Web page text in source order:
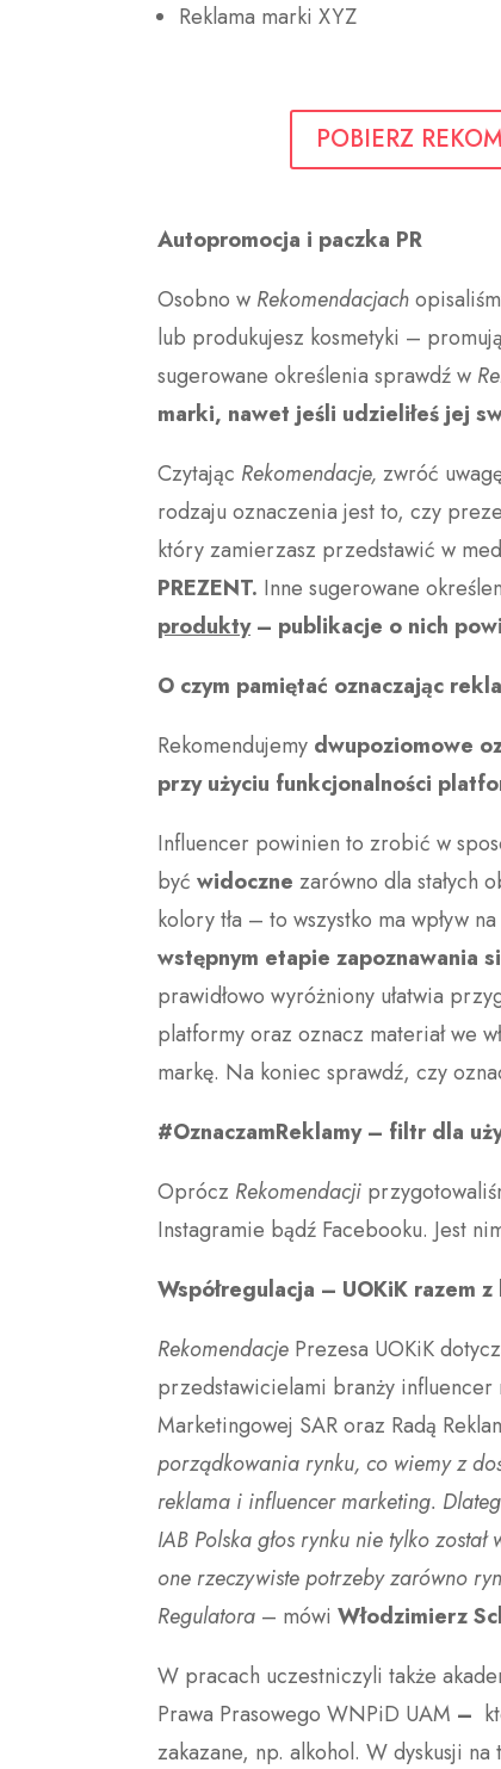
Reklama marki XYZ
POBIERZ
Autopromocja i paczka PR
Osobno w Rekomendacjach
lub produkujesz kosmetyki –
sugerowane określenia sprawdź w
marki, nawet jeśli udzieliłeś jej
Czytając Rekomendacje, zwróć
rodzaju oznaczenia jest to, czy
który zamierzasz przedstawić w
PREZENT. Inne sugerowane
produkty – publikacje o nich
O czym pamiętać oznaczając
Rekomendujemy dwupoziomowe
przy użyciu funkcjonalności
Influencer powinien to zrobić w
być widoczne zarówno dla stałych
kolory tła – to wszystko ma wpływ
wstępnym etapie zapoznawania
prawidłowo wyróżniony ułatwia
platformy oraz oznacz materiał we
markę. Na koniec sprawdź, czy
#OznaczamReklamy – filtr dla
Oprócz Rekomendacji
Instagramie bądź Facebooku. Jest
Współregulacja – UOKiK razem
Rekomendacje Prezesa UOKiK
przedstawicielami branży influencer
Marketingowej SAR oraz Radą
porządkowania rynku, co wiemy z
reklama i influencer marketing.
IAB Polska głos rynku nie tylko
one rzeczywiste potrzeby zarówno
Regulatora – mówi Włodzimierz
W pracach uczestniczyli także
Prawa Prasowego WNPiD UAM –
zakazane, np. alkohol. W dyskusji